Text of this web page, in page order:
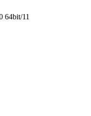
64bit/11